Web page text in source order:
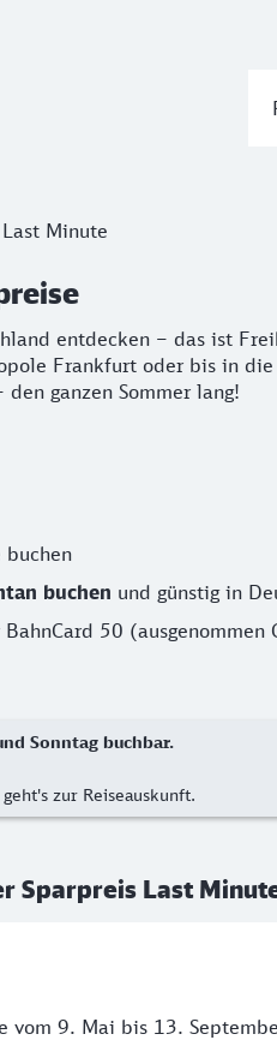
entdecken – das ist
Minute
entdecken – das ist
Frankfurt oder bis in
ganzen Sommer lang!
buchen
buchen und günstig in
50 (ausgenommen
Sonntag buchbar.
zur Reiseauskunft.
Sparpreis Last
vom 9. Mai bis 13.